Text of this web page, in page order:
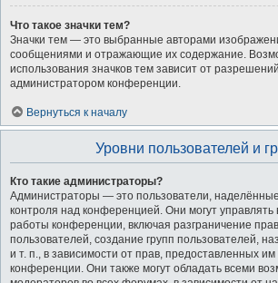
Что такое значки тем?
Значки тем — это выбранные авторами
сообщениями и отражающие их содержание.
использования значков тем зависит от
администратором конференции.
Вернуться к началу
Уровни пользователей и
Кто такие администраторы?
Администраторы — это пользователи,
контроля над конференцией. Они могут управлять
работы конференции, включая разграничение
пользователей, создание групп пользователей,
и т. п., в зависимости от прав, предоставленных
конференции. Они также могут обладать всеми